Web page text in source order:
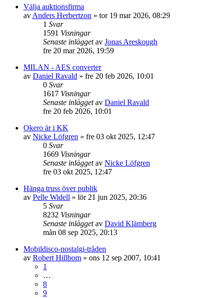
Välja auktionsfirma
avAnders Herbertzon » tor 19 mar 2026, 08:29
1 Svar
1591 Visningar
Senaste inläggetav Jonas Areskough
fre 20 mar 2026, 19:59
MILAN - AES converter
av Daniel Ravald » fre 20 feb 2026, 10:01
0 Svar
1617 Visningar
Senaste inläggetav Daniel Ravald
fre 20 feb 2026, 10:01
Okero är i KK
av Nicke Löfgren » fre 03 okt 2025, 12:47
0 Svar
1669 Visningar
Senaste inläggetav Nicke Löfgren
fre 03 okt 2025, 12:47
Hänga truss över publik
av Pelle Widell » lör 21 jun 2025, 20:36
5 Svar
8232 Visningar
Senaste inläggetav David Klämberg
mån 08 sep 2025, 20:13
Mobildisco-nostalgi-tråden
av Robert Hillbom » ons 12 sep 2007, 10:41
1
…
8
9